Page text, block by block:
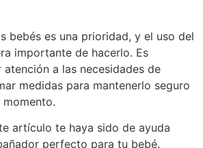
bebés es una prioridad, y el uso del
importante de hacerlo. Es
a las necesidades de
medidas para mantenerlo seguro
artículo te haya sido de ayuda
perfecto para tu bebé.